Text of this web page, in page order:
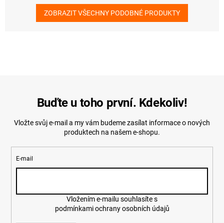
ZOBRAZIT VŠECHNY PODOBNÉ PRODUKTY
Buďte u toho první. Kdekoliv!
Vložte svůj e-mail a my vám budeme zasílat informace o nových
produktech na našem e-shopu.
E-mail
podmínkami ochrany osobních údajů